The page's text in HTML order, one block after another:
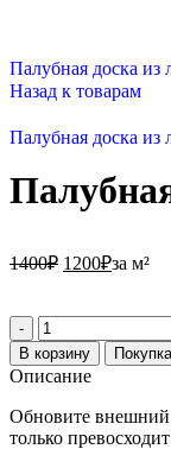
Палубная доска
Назад к товарам
Палубная доска
1400₽ 1200₽за м²
В корзину
Описание
Обновите внешний
только